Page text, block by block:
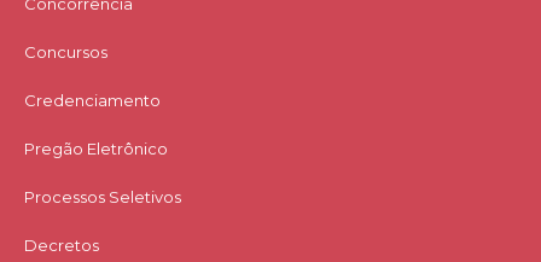
Concorrência
Concursos
Credenciamento
Pregão Eletrônico
Processos Seletivos
Decretos